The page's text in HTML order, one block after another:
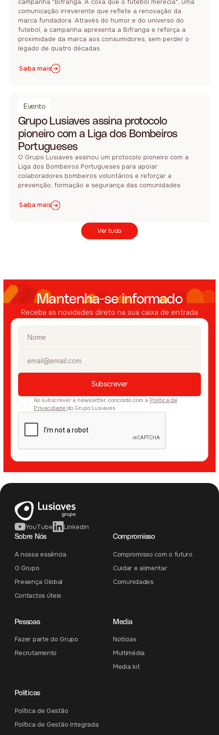
campanha "Bifranga. A coxa que o futebol merecia", uma
comunicação irreverente que reflete a renovação da
marca fundadora. Através do humor e do universo do
futebol, a campanha apresenta a Bifranga e reforça a
proximidade da marca aos consumidores, sem perder o
legado de quatro décadas.
Saiba mais
Evento
Grupo Lusiaves assina protocolo
pioneiro com a Liga dos Bombeiros
Portugueses
O Grupo Lusiaves assinou um protocolo pioneiro com a
Liga dos Bombeiros Portugueses para apoiar
colaboradores bombeiros voluntários e reforçar a
prevenção, formação e segurança das comunidades
Saiba mais
Ver tudo
Mantenha-se informado
Receba as novidades direto na sua caixa de entrada
Ao subscrever a newsletter, concordo com a Política de
Privacidade do Grupo Lusiaves
YouTube
Linkedin
Sobre Nós
A nossa essência
O Grupo
Presença Global
Contactos úteis
Compromisso
Compromisso com o futuro
Cuidar e alimentar
Comunidades
Pessoas
Fazer parte do Grupo
Recrutamento
Media
Notícias
Multimédia
Media kit
Políticas
Política de Gestão
Política de Gestão Integrada